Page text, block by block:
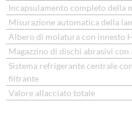
Incapsulamento completo della
Misurazione automatica della
Albero di molatura con innesto
Magazzino di dischi abrasivi con
Sistema refrigerante centrale
filtrante
Valore allacciato totale